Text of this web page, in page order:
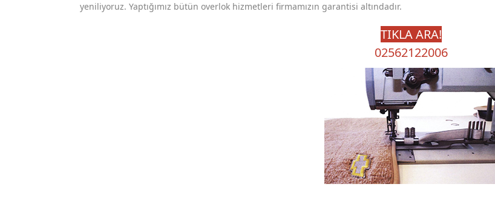
yeniliyoruz. Yaptığımız bütün overlok hizmetleri firmamızın garantisi altındadır.
TIKLA ARA!
02562122006